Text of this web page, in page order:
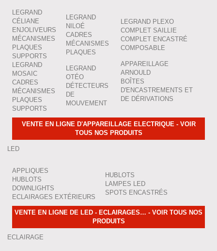
LEGRAND
CÉLIANE
ENJOLIVEURS
MÉCANISMES
PLAQUES
SUPPORTS
LEGRAND
MOSAIC
CADRES
MÉCANISMES
PLAQUES
SUPPORTS
LEGRAND
NILOÉ
CADRES
MÉCANISMES
PLAQUES
LEGRAND
OTÉO
DÉTECTEURS
DE
MOUVEMENT
LEGRAND PLEXO
COMPLET SAILLIE
COMPLET ENCASTRÉ
COMPOSABLE
APPAREILLAGE
ARNOULD
BOÎTES
D'ENCASTREMENTS ET
DE DÉRIVATIONS
VENTE EN LIGNE D'APPAREILLAGE ELECTRIQUE - VOIR
TOUS NOS PRODUITS
LED
APPLIQUES
HUBLOTS
DOWNLIGHTS
ECLAIRAGES EXTÉRIEURS
HUBLOTS
LAMPES LED
SPOTS ENCASTRÉS
VENTE EN LIGNE DE LED - ECLAIRAGES… - VOIR TOUS NOS
PRODUITS
ECLAIRAGE